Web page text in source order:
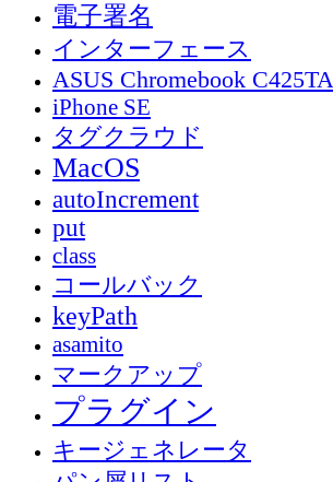
電子署名
インターフェース
ASUS Chromebook C425TA
iPhone SE
タグクラウド
MacOS
autoIncrement
put
class
コールバック
keyPath
asamito
マークアップ
プラグイン
キージェネレータ